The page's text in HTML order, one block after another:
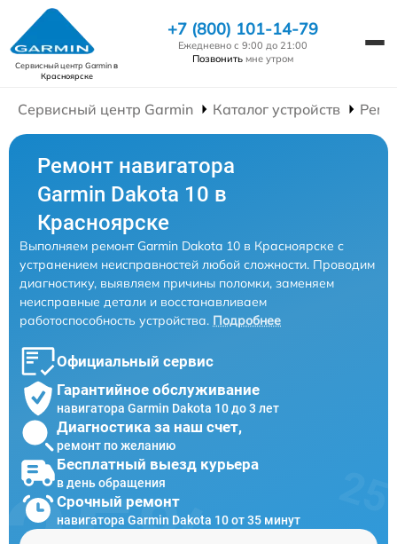
Сервисный центр Garminв
Красноярске
+7 (800) 101-14-79
Ежедневно с 9:00 до 21:00
Позвонить мне утром
Сервисный центр Garmin Каталог устройств
Ремонт навигатора
Garmin Dakota 10 в
Красноярске
Выполняем ремонт Garmin Dakota 10 в Красноярске с
устранением неисправностей любой сложности. Проводим
диагностику, выявляем причины поломки, заменяем
неисправные детали и восстанавливаем
работоспособность устройства. Подробнее
Официальный сервис
Гарантийное обслуживание
навигатора Garmin Dakota 10 до 3 лет
Диагностика за наш счет,
ремонт по желанию
Бесплатный выезд курьера
в день обращения
Срочный ремонт
навигатора Garmin Dakota 10 от 35 минут